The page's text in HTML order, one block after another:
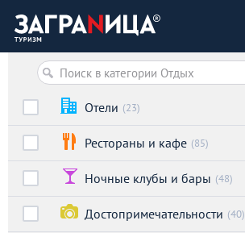
Отели (23)
Рестораны и кафе (85)
Ночные клубы и бары (48)
Достопримечательности (40)